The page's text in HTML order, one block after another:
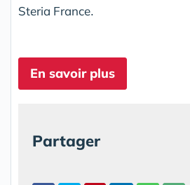
Steria France.
En savoir plus
Partager